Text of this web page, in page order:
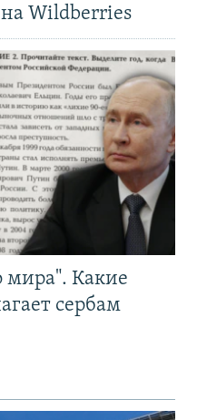
на Wildberries
мира". Какие
сербам